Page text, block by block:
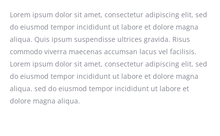
Lorem ipsum dolor sit amet, consectetur adipiscing elit, sed
do eiusmod tempor incididunt ut labore et dolore magna
aliqua. Quis ipsum suspendisse ultrices gravida. Risus
commodo viverra maecenas accumsan lacus vel facilisis.
Lorem ipsum dolor sit amet, consectetur adipiscing elit, sed
do eiusmod tempor incididunt ut labore et dolore magna
aliqua. sed do eiusmod tempor incididunt ut labore et
dolore magna aliqua.